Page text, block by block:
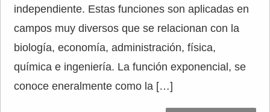
independiente. Estas funciones son aplicadas en
campos muy diversos que se relacionan con la
biología, economía, administración, física,
química e ingeniería. La función exponencial, se
conoce eneralmente como la […]